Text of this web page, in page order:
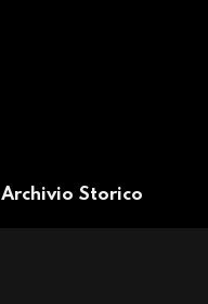
Archivio Storico